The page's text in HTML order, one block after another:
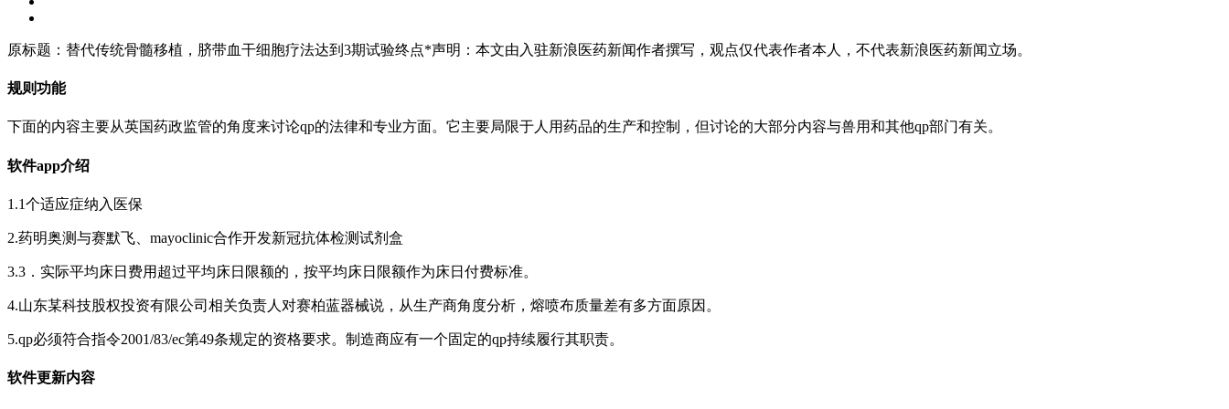
原标题：替代传统骨髓移植，脐带血干细胞疗法达到3期试验终点*声明：本文由入驻新浪医药新闻作者撰写，观点仅代表作者本人，不代表新浪医药新闻立场。
规则功能
下面的内容主要从英国药政监管的角度来讨论qp的法律和专业方面。它主要局限于人用药品的生产和控制，但讨论的大部分内容与兽用和其他qp部门有关。
软件app介绍
1.1个适应症纳入医保
2.药明奥测与赛默飞、mayoclinic合作开发新冠抗体检测试剂盒
3.3．实际平均床日费用超过平均床日限额的，按平均床日限额作为床日付费标准。
4.山东某科技股权投资有限公司相关负责人对赛柏蓝器械说，从生产商角度分析，熔喷布质量差有多方面原因。
5.qp必须符合指令2001/83/ec第49条规定的资格要求。制造商应有一个固定的qp持续履行其职责。
软件更新内容